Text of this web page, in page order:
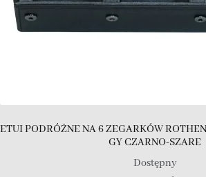
ETUI PODRÓŻNE NA 6 ZEGARKÓW
GY CZARNO-SZARE
Dostępny